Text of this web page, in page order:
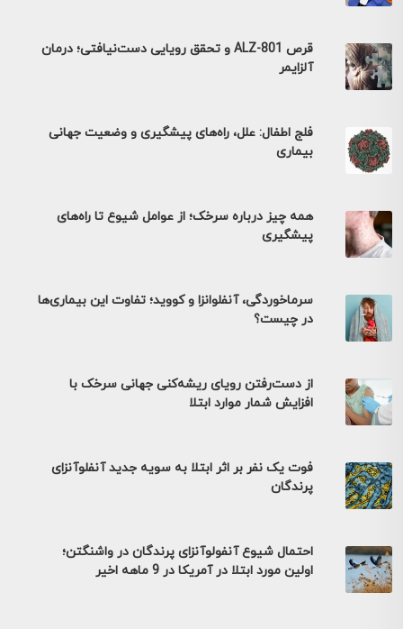
قرص ALZ-801 و تحقق رویایی دست‌نیافتی؛ درمان
آلزایمر
فلج اطفال: علل، راه‌های پیشگیری و وضعیت جهانی
بیماری
همه چیز درباره سرخک؛ از عوامل شیوع تا راه‌های
پیشگیری
سرماخوردگی، آنفلوانزا و کووید؛ تفاوت این بیماری‌ها
در چیست؟
از دست‌رفتن رویای ریشه‌کنی جهانی سرخک با
افزایش شمار موارد ابتلا
فوت یک نفر بر اثر ابتلا به سویه جدید آنفلوآنزای
پرندگان
احتمال شیوع آنفولوآنزای پرندگان در واشنگتن؛
اولین مورد ابتلا در آمریکا در 9 ماهه اخیر